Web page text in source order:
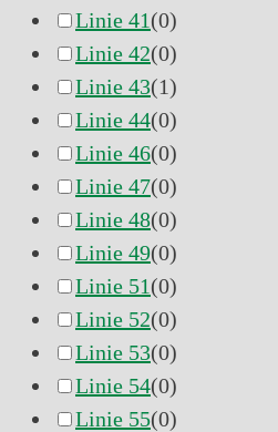
Linie 41(0)
Linie 42(0)
Linie 43(1)
Linie 44(0)
Linie 46(0)
Linie 47(0)
Linie 48(0)
Linie 49(0)
Linie 51(0)
Linie 52(0)
Linie 53(0)
Linie 54(0)
Linie 55(0)